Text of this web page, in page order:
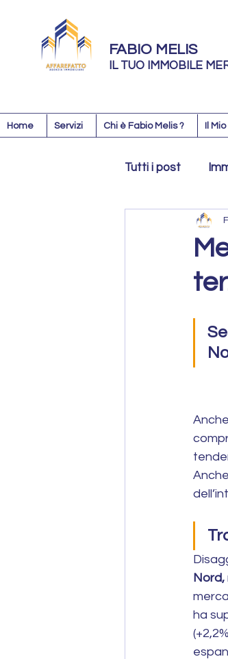
FABIO MELIS
IL TUO IMMOBILE
Home Servizi Chi è Fabio Melis ? Il
Tutti i post
Blog Fabio
Immobili In
Mercato
Consigli per
Nord,
ha